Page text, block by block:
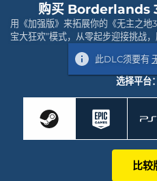
购买 Borderlands
用《加强版》来拓展你的《无主之地
宝大狂欢”模式，从零起步迎接挑战，
此DLC须要有
选择平台
比较